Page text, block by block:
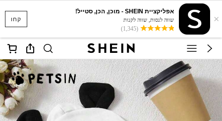
קחו ×
אפליקציית SHEIN - מוכן, הכן, סטייל!
שווה לנסות, שווה לקנות
(1,345)